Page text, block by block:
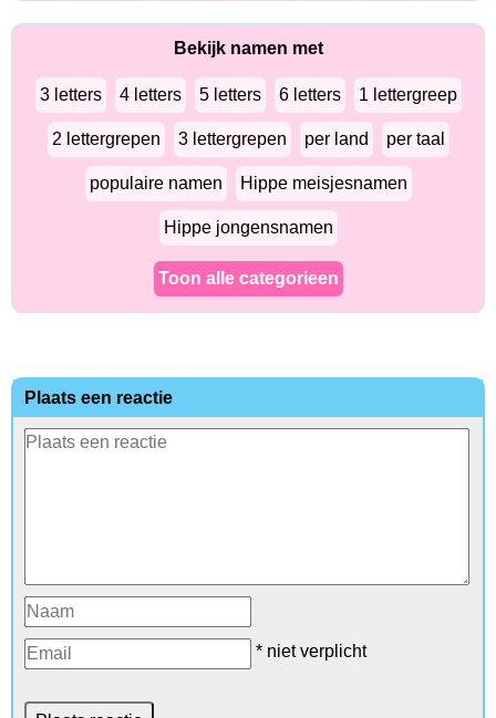
Bekijk namen met
3 letters 4 letters 5 letters 6 letters 1 lettergreep
2 lettergrepen 3 lettergrepen per land per taal
populaire namen Hippe meisjesnamen
Hippe jongensnamen
Toon alle categorieen
Plaats een reactie
* niet verplicht